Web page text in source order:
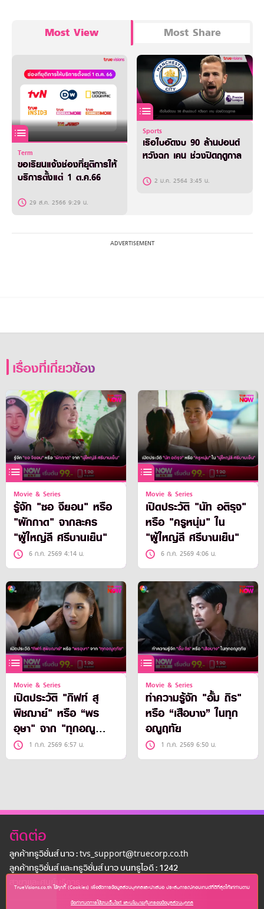
Most View Most Share
Term
ขอเรียนแจ้งช่องที่ยุติการให้
บริการตั้งแต่ 1 ต.ค.66
29 ส.ค. 2566 9:29 น.
Sports
เรือใบอัดงบ 90 ล้านปอนด์
หวังฉก เคน ช่วงปิดฤดูกาล
2 ม.ค. 2564 3:45 น.
เรื่องที่เกี่ยวข้อง
Movie & Series
รู้จัก "ซอ จียอน" หรือ
"ผักกาด" จากละคร
"ผู้ใหญ่ลี ศรีบานเย็น"
6 ก.ค. 2569 4:14 น.
Movie & Series
เปิดประวัติ "นัท อติรุจ"
หรือ "ครูหนุ่ม" ใน
"ผู้ใหญ่ลี ศรีบานเย็น"
6 ก.ค. 2569 4:06 น.
Movie & Series
เปิดประวัติ "กิฟท์ สุ
พิชฌาย์" หรือ “พร
อุษา" จาก "ทุกอณู
ฤทัย"1 ก.ค. 2569 6:57 น.
Movie & Series
ทำความรู้จัก "อั้ม ถิร"
หรือ “เสือบาง” ในทุก
อณูฤทัย
1 ก.ค. 2569 6:50 น.
ติดต่อ
ลูกค้าทรูวิชั่นส์ นาว : tvs_support@truecorp.co.th
ลูกค้าทรูวิชั่นส์ และทรูวิชั่นส์ นาว บนทรูไอดี : 1242
สาขาเเละศูนย์บริการ
TrueVisions.co.th ใช้คุกกี้ (Cookies) เพื่อจัดการข้อมูลส่วนบุคคลและนำเสนอ ประสบการณ์คอนเทนต์ที่ดีที่สุดให้แก่ท่านตาม
ข้อกำหนดการใช้งานเว็บไซต์ และนโยบายคุ้มครองข้อมูลส่วนบุคคล